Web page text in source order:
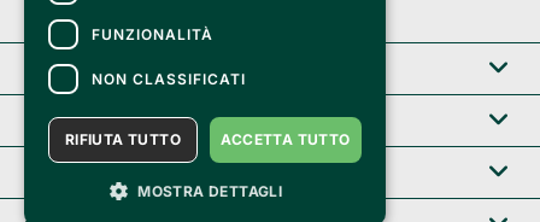
Clappit
Help center
FUNZIONALITÀ
NON CLASSIFICATI
ACCETTA TUTTO
RIFIUTA TUTTO
MOSTRA DETTAGLI